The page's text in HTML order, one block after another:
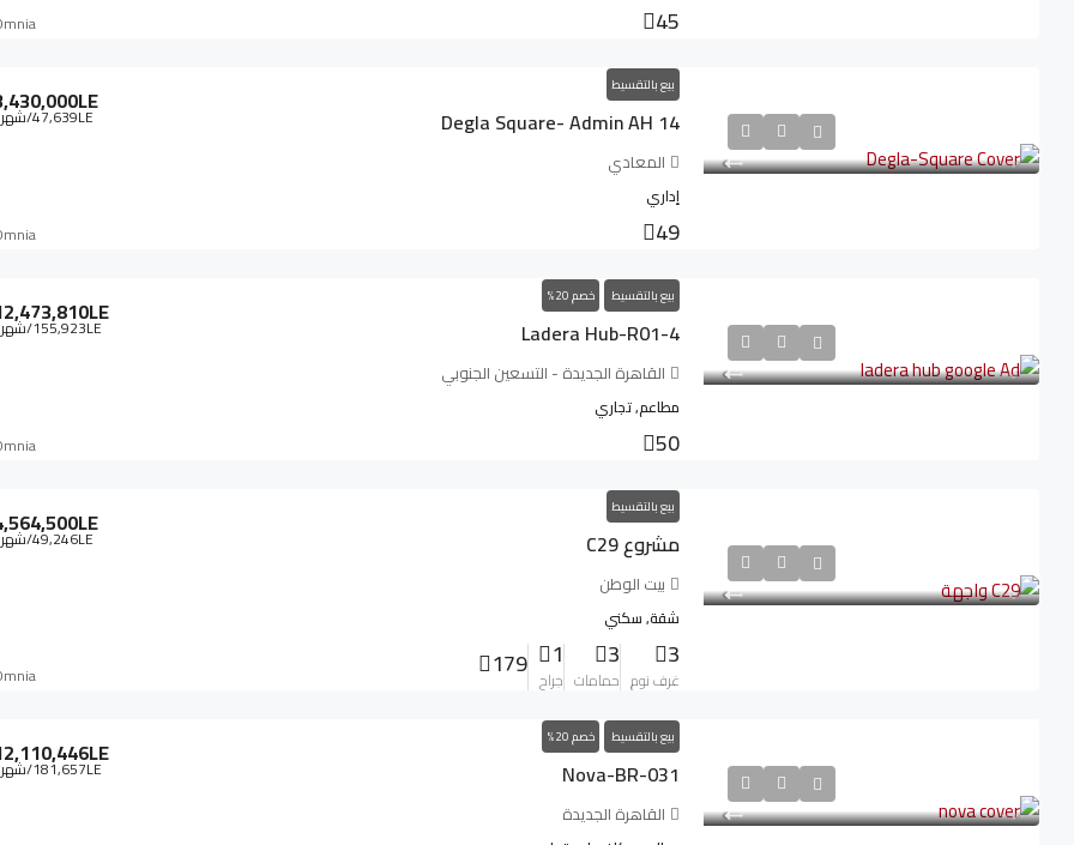
45
بيع بالتقسيط
Degla Square- Admin AH 14
47,639LE
/
المعادي
إداري
49
بيع بالتقسيط خصم 20%
Ladera Hub-R01-4
155,923LE
/
القاهرة الجديدة - التسعين الجنوبي
مطاعم, تجاري
50
بيع بالتقسيط
مشروع C29 49,246LE
/
بيت الوطن
شقة, سكني
3
غرف نوم
3
حمامات
1
جراح 179
بيع بالتقسيط خصم 20%
Nova-BR-031
181,657LE
/
القاهرة الجديدة